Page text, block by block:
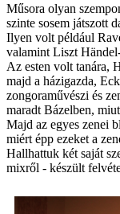
Műsora olyan
szinte sosem játszott
Ilyen volt például
valamint Liszt
Az esten volt tanára,
majd a házigazda,
zongoraművészi és
maradt Bázelben,
Majd az egyes zenei
miért épp ezeket a
Hallhattuk két saját
mixről - készült